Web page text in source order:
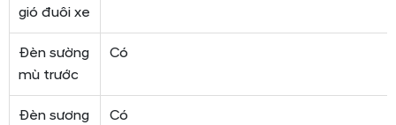
gió đuôi xe
Đèn sường
mù trước
Có
Đèn sương
Có